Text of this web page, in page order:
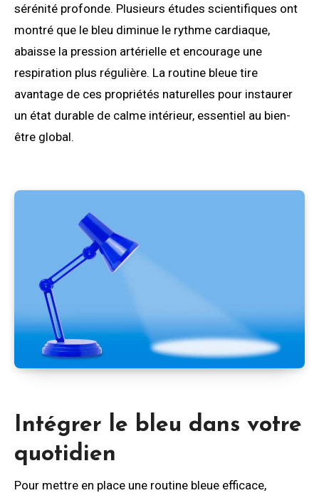
sérénité profonde. Plusieurs études scientifiques ont
montré que le bleu diminue le rythme cardiaque,
abaisse la pression artérielle et encourage une
respiration plus régulière. La routine bleue tire
avantage de ces propriétés naturelles pour instaurer
un état durable de calme intérieur, essentiel au bien-
être global.
Intégrer le bleu dans votre
quotidien
Pour mettre en place une routine bleue efficace,